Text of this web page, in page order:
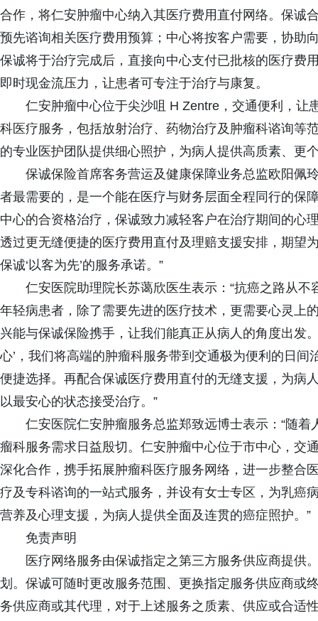
合作，将仁安肿瘤中心纳入其医疗费用直付网络。保诚
预先谘询相关医疗费用预算；中心将按客户需要，协助
保诚将于治疗完成后，直接向中心支付已批核的医疗费
即时现金流压力，让患者可专注于治疗与康复。
仁安肿瘤中心位于尖沙咀 H Zentre，交通便利，让
科医疗服务，包括放射治疗、药物治疗及肿瘤科谘询等
的专业医护团队提供细心照护，为病人提供高质素、更
保诚保险首席客务营运及健康保障业务总监欧阳佩
者最需要的，是一个能在医疗与财务层面全程同行的保
中心的合资格治疗，保诚致力减轻客户在治疗期间的心
透过更无缝便捷的医疗费用直付及理赔支援安排，期望
保诚‘以客为先’的服务承诺。”
仁安医院助理院长苏蔼欣医生表示：“抗癌之路从
年轻病患者，除了需要先进的医疗技术，更需要心灵上
兴能与保诚保险携手，让我们能真正从病人的角度出发
心’，我们将高端的肿瘤科服务带到交通极为便利的日
便捷选择。再配合保诚医疗费用直付的无缝支援，为病
以最安心的状态接受治疗。”
仁安医院仁安肿瘤服务总监郑致远博士表示：“随
瘤科服务需求日益殷切。仁安肿瘤中心位于市中心，交
深化合作，携手拓展肿瘤科医疗服务网络，进一步整合
疗及专科谘询的一站式服务，并设有女士专区，为乳癌
营养及心理支援，为病人提供全面及连贯的癌症照护。”
免责声明
医疗网络服务由保诚指定之第三方服务供应商提供
划。保诚可随时更改服务范围、更换指定服务供应商或
务供应商或其代理，对于上述服务之质素、供应或合适